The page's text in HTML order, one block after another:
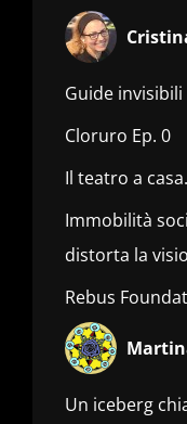
Guide invisibili
Cloruro Ep. 0
Il teatro a
Immobilità
distorta la
Rebus
Un iceberg